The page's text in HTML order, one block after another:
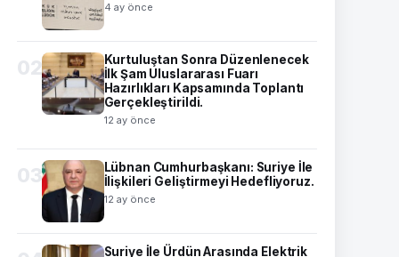
4 ay önce
02
Kurtuluştan Sonra Düzenlenecek
İlk Şam Uluslararası Fuarı
Hazırlıkları Kapsamında Toplantı
Gerçekleştirildi.
12 ay önce
03
Lübnan Cumhurbaşkanı: Suriye İle
İlişkileri Geliştirmeyi Hedefliyoruz.
12 ay önce
Suriye İle Ürdün Arasında Elektrik